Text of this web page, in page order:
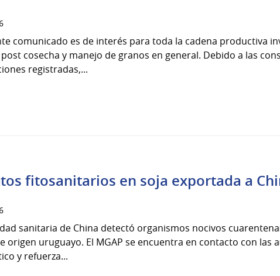
comunicado es de interés para toda la cadena productiva
cosecha y manejo de granos en general. Debido a las
registradas,...
fitosanitarios en soja exportada a
sanitaria de China detectó organismos nocivos
origen uruguayo. El MGAP se encuentra en contacto con las
y refuerza...